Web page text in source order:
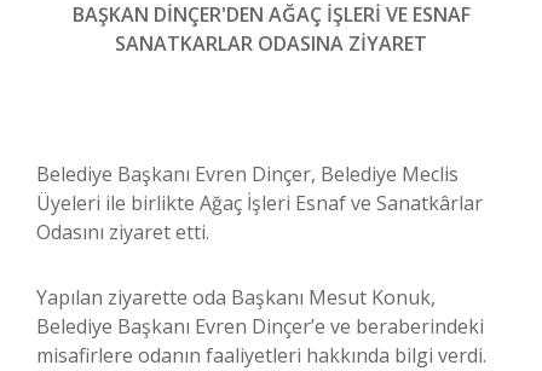
BAŞKAN DİNÇER'DEN AĞAÇ İŞLERİ VE ESNAF
SANATKARLAR ODASINA ZİYARET
Belediye Başkanı Evren Dinçer, Belediye Meclis
Üyeleri ile birlikte Ağaç İşleri Esnaf ve Sanatkârlar
Odasını ziyaret etti.
Yapılan ziyarette oda Başkanı Mesut Konuk,
Belediye Başkanı Evren Dinçer’e ve beraberindeki
misafirlere odanın faaliyetleri hakkında bilgi verdi.